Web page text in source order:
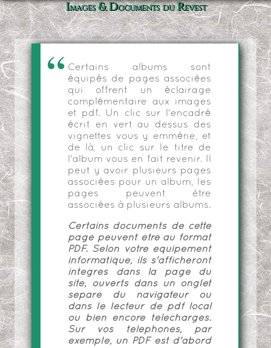
Images & Documents du Revest
Certains albums sont
équipés de pages associées
qui offrent un éclairage
complémentaire aux images
et pdf. Un clic sur l'encadré
écrit en vert au dessus des
vignettes vous y emmène, et
de là, un clic sur le titre de
l'album vous en fait revenir. Il
peut y avoir plusieurs pages
associées pour un album, les
pages peuvent être
associées à plusieurs albums.
Certains documents de cette
page peuvent être au format
PDF. Selon votre équipement
informatique, ils s'afficheront
intégrés dans la page du
site, ouverts dans un onglet
séparé du navigateur ou
dans le lecteur de pdf local
ou bien encore téléchargés.
Sur vos téléphones, par
exemple, un PDF est d'abord